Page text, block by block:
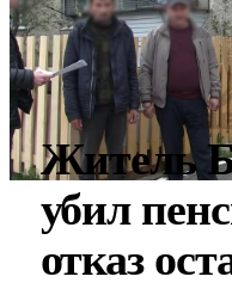
Житель
убил
отказ